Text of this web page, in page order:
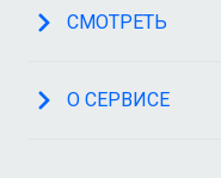
СМОТРЕТЬ
О СЕРВИСЕ